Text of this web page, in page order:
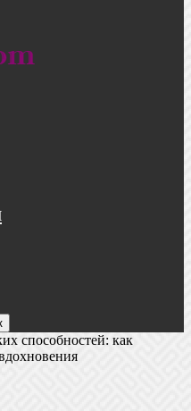
способностей: как